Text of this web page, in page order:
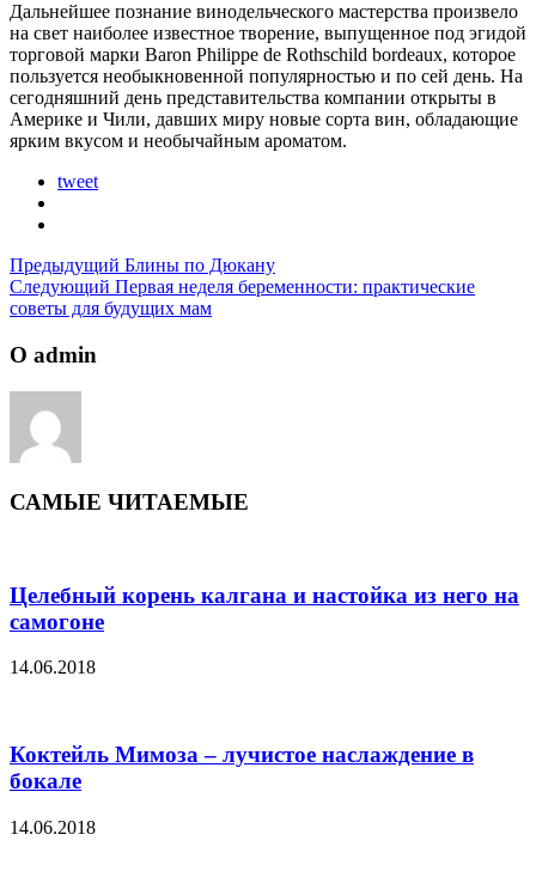
Дальнейшее познание винодельческого мастерства произвело
на свет наиболее известное творение, выпущенное под эгидой
торговой марки Baron Philippe de Rothschild bordeaux, которое
пользуется необыкновенной популярностью и по сей день. На
сегодняшний день представительства компании открыты в
Америке и Чили, давших миру новые сорта вин, обладающие
ярким вкусом и необычайным ароматом.
tweet
Предыдущий Блины по Дюкану
Следующий Первая неделя беременности: практические
советы для будущих мам
О admin
САМЫЕ ЧИТАЕМЫЕ
Целебный корень калгана и настойка из него на
самогоне
14.06.2018
Коктейль Мимоза – лучистое наслаждение в
бокале
14.06.2018